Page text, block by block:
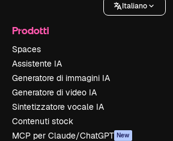
Italiano
Prodotti
Spaces
Assistente IA
Generatore di immagini IA
Generatore di video IA
Sintetizzatore vocale IA
Contenuti stock
MCP per Claude/ChatGPT New